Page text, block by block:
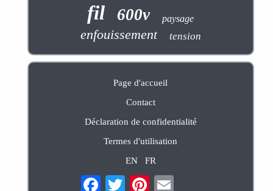
fil 600v paysage
enfouissement tension
Page d'accueil
Contact
Déclaration de confidentialité
Termes d'utilisation
EN
FR